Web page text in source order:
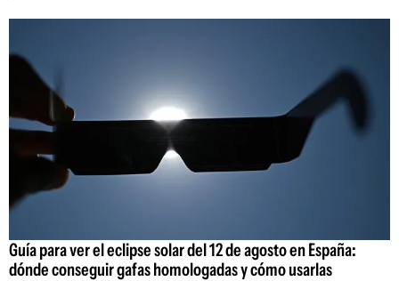
Guía para ver el eclipse solar del 12 de agosto en España:
dónde conseguir gafas homologadas y cómo usarlas